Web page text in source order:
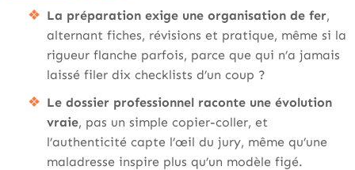
La préparation exige une organisation de fer,
alternant fiches, révisions et pratique, même si la
rigueur flanche parfois, parce que qui n’a jamais
laissé filer dix checklists d’un coup ?
Le dossier professionnel raconte une évolution
vraie, pas un simple copier-coller, et
l’authenticité capte l’œil du jury, même qu’une
maladresse inspire plus qu’un modèle figé.